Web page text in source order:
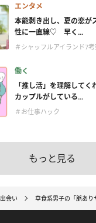
エンタメ
本能剥き出し、夏の恋
性に一直線♡ 早く...
＃シャッフルアイランド7考
働く
「推し活」を理解して
カップルがしている...
＃お仕事ハック
もっと見る
出会い 草食系男子の「脈あ